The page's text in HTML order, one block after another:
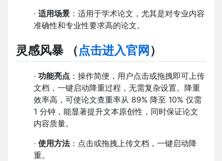
· 适用场景 ：适用于学术论文，尤其是对专业内容
准确性和专业性要求高的论文。
灵感风暴（点击进入官网）
· 功能亮点 ：操作简便，用户点击或拖拽即可上传
文档，一键启动降重过程，无需复杂设置。降重
效率高，可使论文查重率从 89% 降至 10% 仅需
1 分钟，能显著提升文本原创性，同时保证论文
内容质量。
· 使用方法：点击或拖拽上传文档，一键启动降
重。